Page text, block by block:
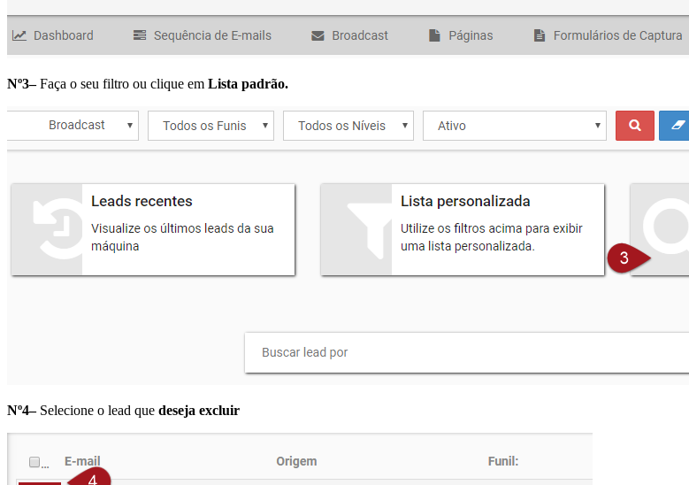
Nº3–Faça o seu filtro ou clique em Lista padrão.
Nº4–Selecione o lead que deseja excluir